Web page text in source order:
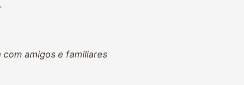
amigos e familiares